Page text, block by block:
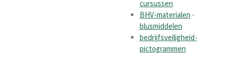
cursussen
BHV-materialen -
blusmiddelen
bedrijfsveiligheid-
pictogrammen